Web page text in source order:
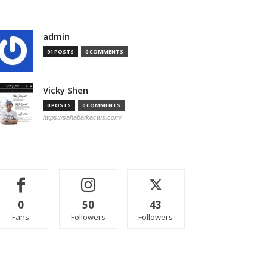
admin
91 POSTS 0 COMMENTS
Vicky Shen
0 POSTS 0 COMMENTS
https://sahabatkactus.com/
0
Fans
50
Followers
43
Followers